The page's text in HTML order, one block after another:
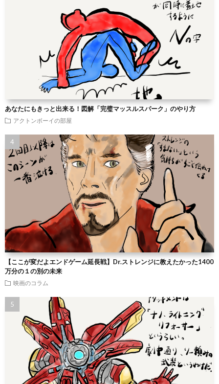
あなたにもきっと出来る！図解「完璧マッスルスパーク」のやり方
アクトンボーイの部屋
【ここが変だよエンドゲーム延長戦】Dr.ストレンジに教えたかった1400
万分の１の別の未来
映画のコラム